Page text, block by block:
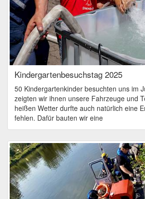
Kindergartenbesuchstag 2025
50 Kindergartenkinder besuchten uns im
zeigten wir ihnen unsere Fahrzeuge und
heißen Wetter durfte auch natürlich eine
fehlen. Dafür bauten wir eine